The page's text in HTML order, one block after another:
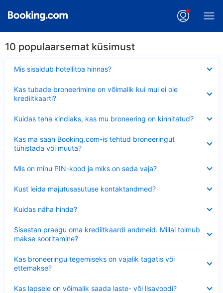
10 populaarsemat küsimust
Mis sisaldub hotellitoa hinnas?
Kas tubade broneerimine on võimalik kui mul ei ole
krediitkaarti?
Kuidas teha kindlaks, kas mu broneering on kinnitatud?
Kas ma saan Booking.com-is tehtud broneeringut
tühistada või muuta?
Mis on minu PIN-kood ja miks on seda vaja?
Kust leida majutusasutuse kontaktandmed?
Kuidas näha hinda?
Sisestan praegu oma krediitkaardi andmeid. Millal toimub
makse sooritamine?
Kas broneeringu tegemiseks on vajalik tagatis või
ettemakse?
Kas lapsele on võimalik saada laste- või lisavoodi?